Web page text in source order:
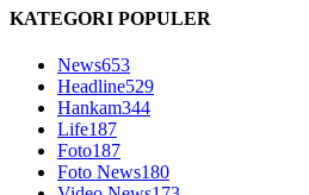
KATEGORI POPULER
News653
Headline529
Hankam344
Life187
Foto187
Foto News180